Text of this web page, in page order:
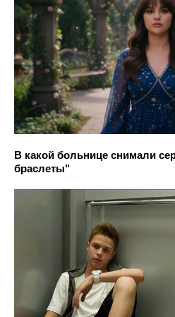
В какой больнице снимали
браслеты"